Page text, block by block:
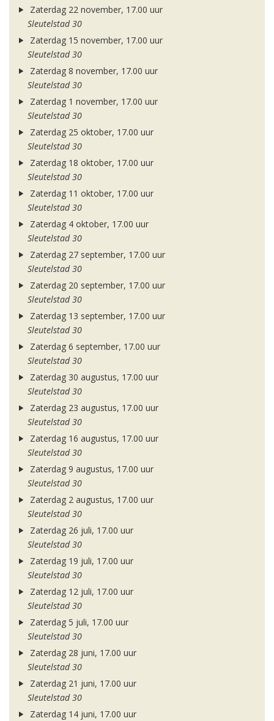
Zaterdag 22 november, 17.00 uur
Sleutelstad 30
Zaterdag 15 november, 17.00 uur
Sleutelstad 30
Zaterdag 8 november, 17.00 uur
Sleutelstad 30
Zaterdag 1 november, 17.00 uur
Sleutelstad 30
Zaterdag 25 oktober, 17.00 uur
Sleutelstad 30
Zaterdag 18 oktober, 17.00 uur
Sleutelstad 30
Zaterdag 11 oktober, 17.00 uur
Sleutelstad 30
Zaterdag 4 oktober, 17.00 uur
Sleutelstad 30
Zaterdag 27 september, 17.00 uur
Sleutelstad 30
Zaterdag 20 september, 17.00 uur
Sleutelstad 30
Zaterdag 13 september, 17.00 uur
Sleutelstad 30
Zaterdag 6 september, 17.00 uur
Sleutelstad 30
Zaterdag 30 augustus, 17.00 uur
Sleutelstad 30
Zaterdag 23 augustus, 17.00 uur
Sleutelstad 30
Zaterdag 16 augustus, 17.00 uur
Sleutelstad 30
Zaterdag 9 augustus, 17.00 uur
Sleutelstad 30
Zaterdag 2 augustus, 17.00 uur
Sleutelstad 30
Zaterdag 26 juli, 17.00 uur
Sleutelstad 30
Zaterdag 19 juli, 17.00 uur
Sleutelstad 30
Zaterdag 12 juli, 17.00 uur
Sleutelstad 30
Zaterdag 5 juli, 17.00 uur
Sleutelstad 30
Zaterdag 28 juni, 17.00 uur
Sleutelstad 30
Zaterdag 21 juni, 17.00 uur
Sleutelstad 30
Zaterdag 14 juni, 17.00 uur